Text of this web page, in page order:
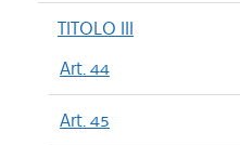
TITOLO III
Art. 44
Art. 45